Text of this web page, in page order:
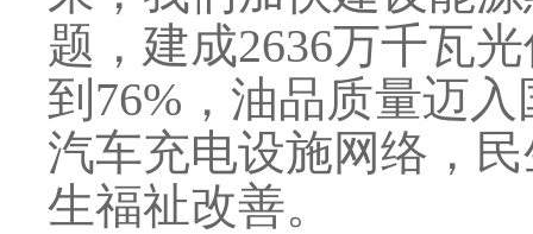
题，建成2636万千瓦
到76%，油品质量迈
汽车充电设施网络，
生福祉改善。